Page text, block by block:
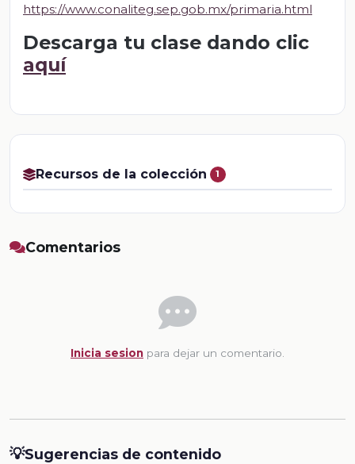
https://www.conaliteg.sep.gob.mx/primaria.html
Descarga tu clase dando clic
aquí
Recursos de la colección 1
Comentarios
Inicia sesion para dejar un comentario.
💡Sugerencias de contenido